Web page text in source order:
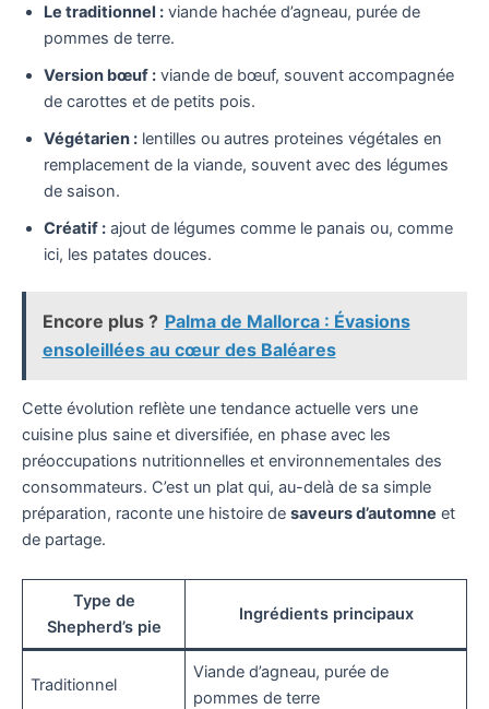
Le traditionnel : viande hachée d’agneau, purée de
pommes de terre.
Version bœuf : viande de bœuf, souvent accompagnée
de carottes et de petits pois.
Végétarien : lentilles ou autres proteines végétales en
remplacement de la viande, souvent avec des légumes
de saison.
Créatif : ajout de légumes comme le panais ou, comme
ici, les patates douces.
Encore plus ? Palma de Mallorca : Évasions
ensoleillées au cœur des Baléares
Cette évolution reflète une tendance actuelle vers une
cuisine plus saine et diversifiée, en phase avec les
préoccupations nutritionnelles et environnementales des
consommateurs. C’est un plat qui, au-delà de sa simple
préparation, raconte une histoire de saveurs d’automne et
de partage.
Type de
Shepherd’s pie
Ingrédients principaux
Traditionnel
Viande d’agneau, purée de
pommes de terre